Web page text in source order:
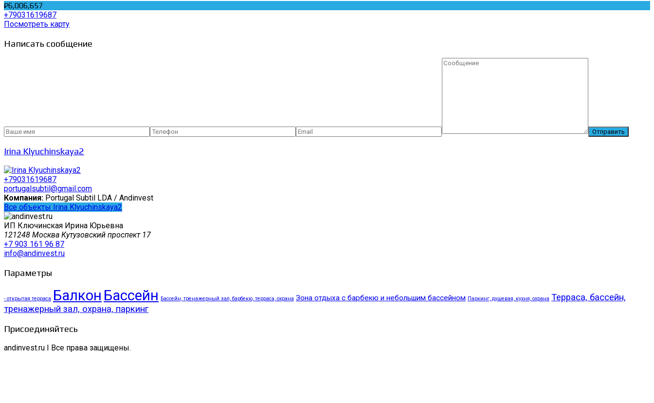
₽6,006,657
+79031619687
Посмотреть карту
Написать сообщение
Irina Klyuchinskaya2
+79031619687
portugalsubtil@gmail.com
Компания: Portugal Subtil LDA / Andinvest
Все объекты Irina Klyuchinskaya2
ИП Ключинская Ирина Юрьевна
121248 Москва Кутузовский проспект 17
+7 903 161 96 87
info@andinvest.ru
Параметры
- открытая терраса Балкон Бассейн Бассейн, тренажерный зал, барбекю, терраса, охрана Зона отдыха с барбекю и небольшим бассейном Паркинг, душевая, кухня, охрана Терраса, бассейн,
тренажерный зал, охрана, паркинг
Присоединяйтесь
andinvest.ru I Все права защищены.